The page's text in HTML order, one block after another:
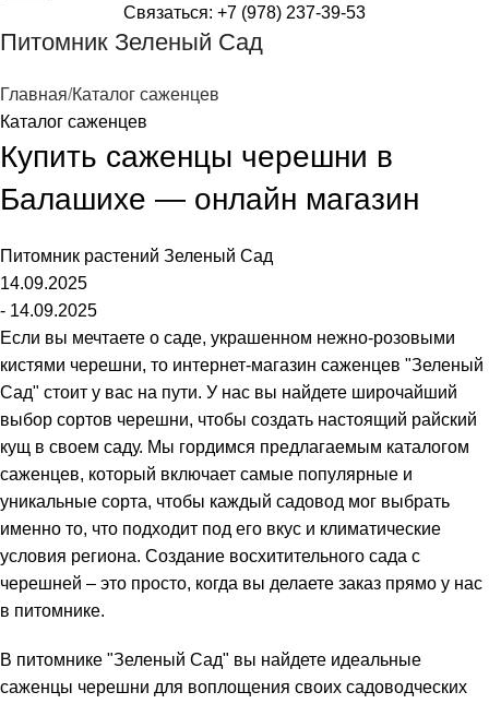
Связаться: +7 (978) 237-39-53
Питомник Зеленый Сад
Главная Каталог саженцев
Каталог саженцев
Купить саженцы черешни в
Балашихе — онлайн магазин
Питомник растений Зеленый Сад
14.09.2025
- 14.09.2025
Если вы мечтаете о саде, украшенном нежно-розовыми
кистями черешни, то интернет-магазин саженцев "Зеленый
Сад" стоит у вас на пути. У нас вы найдете широчайший
выбор сортов черешни, чтобы создать настоящий райский
кущ в своем саду. Мы гордимся предлагаемым каталогом
саженцев, который включает самые популярные и
уникальные сорта, чтобы каждый садовод мог выбрать
именно то, что подходит под его вкус и климатические
условия региона. Создание восхитительного сада с
черешней – это просто, когда вы делаете заказ прямо у нас
в питомнике.
В питомнике "Зеленый Сад" вы найдете идеальные
саженцы черешни для воплощения своих садоводческих